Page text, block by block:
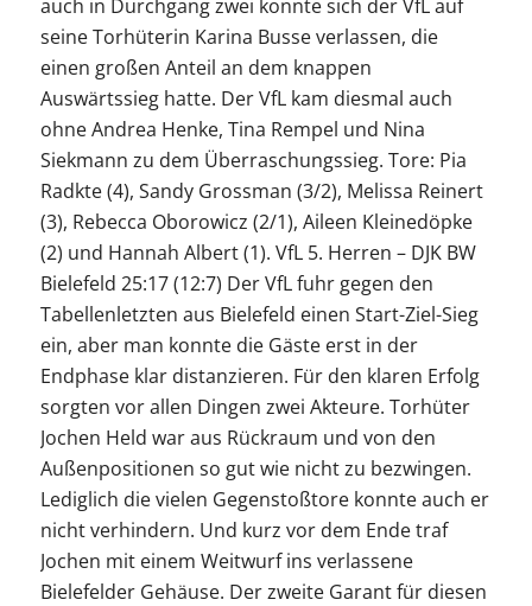
auch in Durchgang zwei konnte sich der VfL auf
seine Torhüterin Karina Busse verlassen, die
einen großen Anteil an dem knappen
Auswärtssieg hatte. Der VfL kam diesmal auch
ohne Andrea Henke, Tina Rempel und Nina
Siekmann zu dem Überraschungssieg. Tore: Pia
Radkte (4), Sandy Grossman (3/2), Melissa Reinert
(3), Rebecca Oborowicz (2/1), Aileen Kleinedöpke
(2) und Hannah Albert (1). VfL 5. Herren – DJK BW
Bielefeld 25:17 (12:7) Der VfL fuhr gegen den
Tabellenletzten aus Bielefeld einen Start-Ziel-Sieg
ein, aber man konnte die Gäste erst in der
Endphase klar distanzieren. Für den klaren Erfolg
sorgten vor allen Dingen zwei Akteure. Torhüter
Jochen Held war aus Rückraum und von den
Außenpositionen so gut wie nicht zu bezwingen.
Lediglich die vielen Gegenstoßtore konnte auch er
nicht verhindern. Und kurz vor dem Ende traf
Jochen mit einem Weitwurf ins verlassene
Bielefelder Gehäuse. Der zweite Garant für diesen